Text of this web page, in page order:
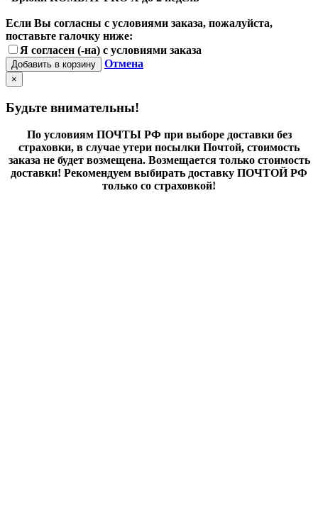
Если Вы согласны с условиями заказа, пожалуйста,
поставьте галочку ниже:
Я согласен (-на) с условиями заказа
Добавить в корзину Отмена
×
Будьте внимательны!
По условиям ПОЧТЫ РФ при выборе доставки без
страховки, в случае утери посылки Почтой, стоимость
заказа не будет возмещена. Возмещается только стоимость
доставки! Рекомендуем выбирать доставку ПОЧТОЙ РФ
только со страховкой!